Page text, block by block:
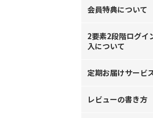
会員特典について
2要素2段階ログイ
入について
定期お届けサービ
レビューの書き方